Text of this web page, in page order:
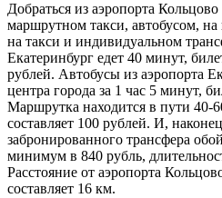
Добраться из аэропорта
маршрутном такси, автобусом, на
на такси и индивидуальном
Екатеринбург едет 40 минут,
рублей. Автобусы из аэропорта
центра города за 1 час 5 минут,
Маршрутка находится в пути 40-
составляет 100 рублей. И,
забронированного трансфера
минимум в 840 рубль,
Расстояние от аэропорта
составляет 16 км.